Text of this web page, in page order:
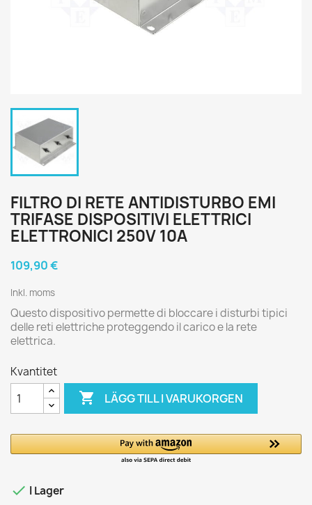
FILTRO DI RETE ANTIDISTURBO EMI
TRIFASE DISPOSITIVI ELETTRICI
ELETTRONICI 250V 10A
109,90 €
Inkl. moms
Questo dispositivo permette di bloccare i disturbi tipici
delle reti elettriche proteggendo il carico e la rete
elettrica.
Kvantitet
 LÄGG TILL I VARUKORGEN
 I Lager